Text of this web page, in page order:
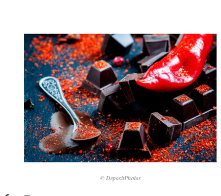
© DepositPhotos